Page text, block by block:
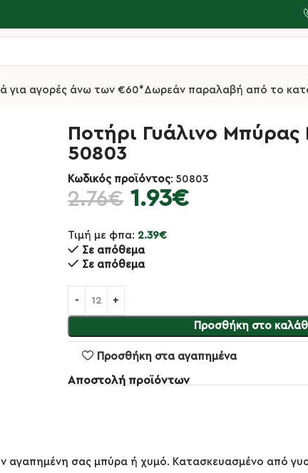
για αγορές άνω των €60*Δωρεάν παραλαβή από το
Ποτήρι Γυάλινο Μπύρας
50803
Κωδικός προϊόντος: 50803
2.76€ 1.93€
Τιμή με φπα: 2.39€
Σε απόθεμα
Σε απόθεμα
Προσθήκη στο
Προσθήκη στα αγαπημένα
Αποστολή προϊόντων
αγαπημένη σας μπύρα ή χυμό. Κατασκευασμένο από